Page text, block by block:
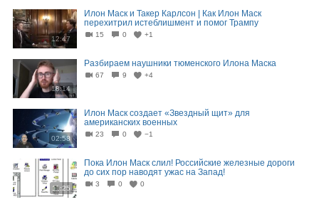
12:47
Илон Маск и Такер Карлсон | Как Илон Маск
перехитрил истеблишмент и помог Трампу
15 0 +1
18:14
Разбираем наушники тюменского Илона Маска
67 9 +4
02:58
Илон Маск создает «Звездный щит» для
американских военных
23 0 −1
11:25
Пока Илон Маск слил! Российские железные дороги
до сих пор наводят ужас на Запад!
3 0 0